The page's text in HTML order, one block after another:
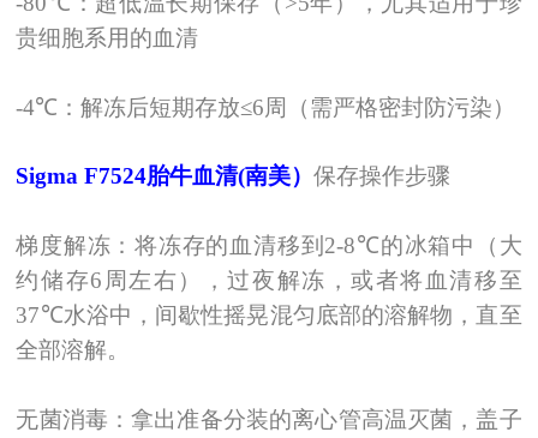
贵细胞系用的血清
-4℃ ：解冻后短期存放≤6周（需严格密封防污染）
SigmaF7524胎牛血清(南美）保存操作步骤
梯度解冻：将冻存的血清移到 2-8℃的冰箱中（大
约储存6 周左右），过夜解冻，或者将血清移至
37℃水浴中，间歇性摇晃混匀底部的溶解物，直至
全部溶解。
无菌消毒：拿出准备分装的离心管高温灭菌，盖子